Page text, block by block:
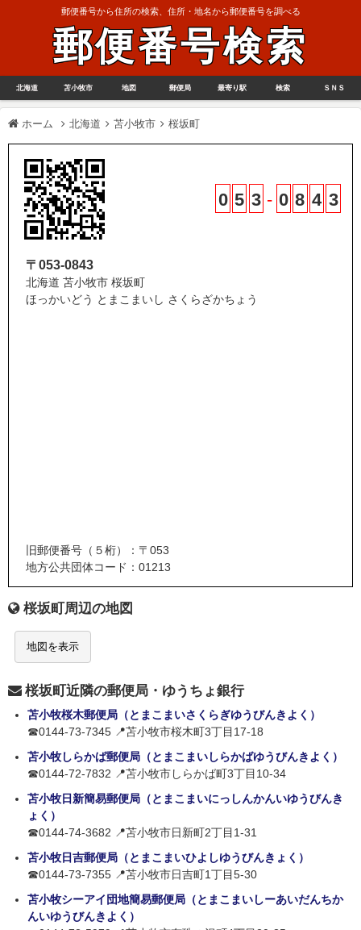
郵便番号から住所の検索、住所・地名から郵便番号を調べる
郵便番号検索
北海道 苫小牧市 地図 郵便局 最寄り駅 検索 ＳＮＳ
ホーム 北海道 苫小牧市 桜坂町
0 5 3 - 0 8 4 3
〒053-0843
北海道 苫小牧市 桜坂町
ほっかいどう とまこまいし さくらざかちょう
旧郵便番号（５桁）：〒053
地方公共団体コード：01213
桜坂町周辺の地図
地図を表示
桜坂町近隣の郵便局・ゆうちょ銀行
苫小牧桜木郵便局（とまこまいさくらぎゆうびんきよく）
☎0144-73-7345 📍苫小牧市桜木町3丁目17-18
苫小牧しらかば郵便局（とまこまいしらかばゆうびんきよく）
☎0144-72-7832 📍苫小牧市しらかば町3丁目10-34
苫小牧日新簡易郵便局（とまこまいにっしんかんいゆうびんき
ょく）
☎0144-74-3682 📍苫小牧市日新町2丁目1-31
苫小牧日吉郵便局（とまこまいひよしゆうびんきょく）
☎0144-73-7355 📍苫小牧市日吉町1丁目5-30
苫小牧シーアイ団地簡易郵便局（とまこまいしーあいだんちか
んいゆうびんきよく）